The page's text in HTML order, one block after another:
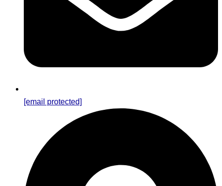
[email protected]